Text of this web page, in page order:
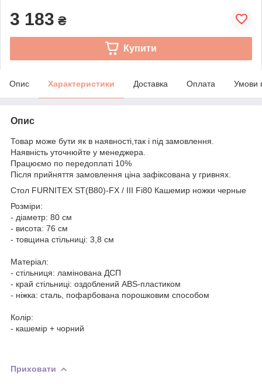
3 183 ₴
Купити
Опис Характеристики Доставка Оплата Умови
Опис
Товар може бути як в наявності,так і під замовлення.
Наявність уточнюйте у менеджера.
Працюємо по передоплаті 10%
Після прийняття замовлення ціна зафіксована у гривнях.
Стол FURNITEX ST(B80)-FX / III Fi80 Кашемир ножки черные
Розміри:
- діаметр: 80 см
- висота: 76 см
- товщина стільниці: 3,8 см
Матеріал:
- стільниця: ламінована ДСП
- край стільниці: оздоблений ABS-пластиком
- ніжка: сталь, пофарбована порошковим способом
Колір:
- кашемір + чорний
Приховати